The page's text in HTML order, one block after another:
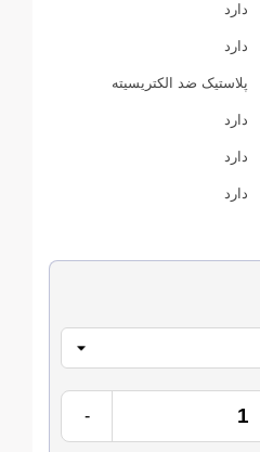
دارد
دارد
پلاستیک ضد الکتریسیته
دارد
دارد
دارد
-